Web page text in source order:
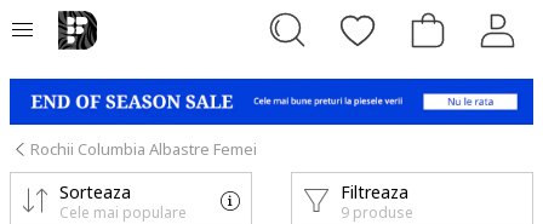
Rochii Columbia Albastre Femei
Filtreaza
9 produse
Sorteaza
Cele mai populare